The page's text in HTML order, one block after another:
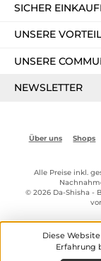
SICHER
UNSERE
UNSERE
NEWSLETTER
Über uns Shops
Alle Preise inkl.
© 2026 Da-Shisha -
Diese
Erfahrung